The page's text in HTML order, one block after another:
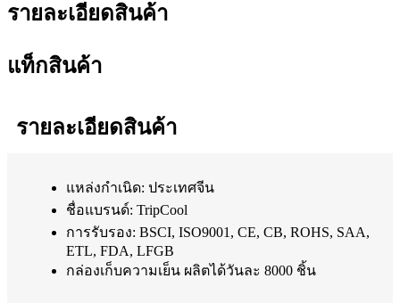
รายละเอียดสินค้า
แท็กสินค้า
รายละเอียดสินค้า
แหล่งกำเนิด: ประเทศจีน
ชื่อแบรนด์: TripCool
การรับรอง: BSCI, ISO9001, CE, CB, ROHS, SAA,
ETL, FDA, LFGB
กล่องเก็บความเย็น ผลิตได้วันละ 8000 ชิ้น